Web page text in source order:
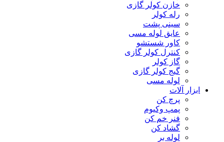
خازن کولر گازی
رله کولر
سینی پشت
عایق لوله مسی
کاور شستشو
کنترل کولر گازی
گاز کولر
گیج کولر گازی
لوله مسی
ابزار آلات
پرچ کن
پمپ وکیوم
فنر خم کن
گشاد کن
لوله بر